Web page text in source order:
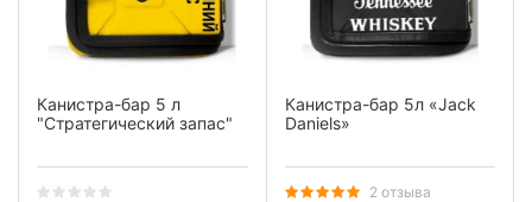
Канистра-бар 5 л
"Стратегический запас"
Канистра-бар 5л «Jack
Daniels»
2 отзыва